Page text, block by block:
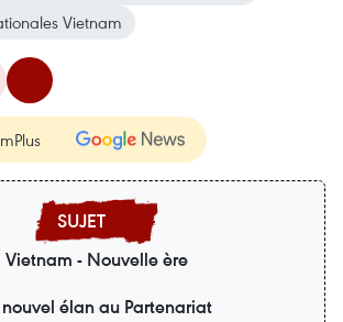
Vietnam
Vietnam - Nouvelle ère
élan au Partenariat